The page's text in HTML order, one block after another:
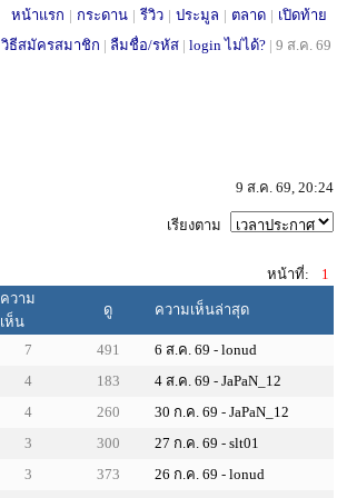
หน้าแรก | กระดาน | รีวิว | ประมูล | ตลาด | เปิดท้าย
วิธีสมัครสมาชิก | ลืมชื่อ/รหัส | login ไม่ได้? | 9 ส.ค. 69
9 ส.ค. 69, 20:24
เรียงตาม
หน้าที่:
1
ความ
เห็น
ดู ความเห็นล่าสุด
7 491 6 ส.ค. 69 - lonud
4 183 4 ส.ค. 69 - JaPaN_12
4 260 30 ก.ค. 69 - JaPaN_12
3 300 27 ก.ค. 69 - slt01
3 373 26 ก.ค. 69 - lonud